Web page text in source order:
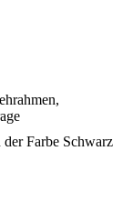
Farbe Schwarz